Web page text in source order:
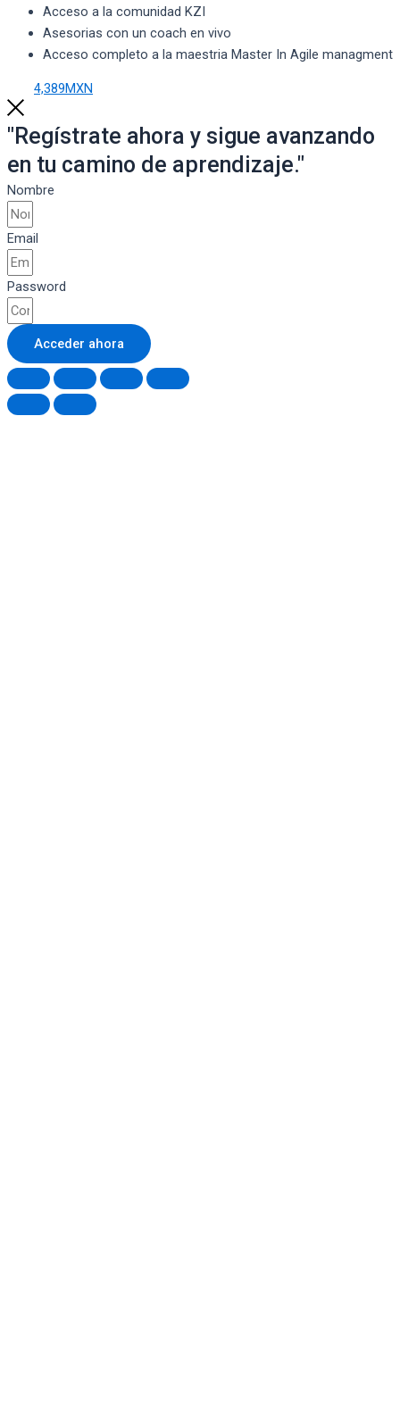
Acceso a la comunidad KZI
Asesorias con un coach en vivo
Acceso completo a la maestria Master In Agile managment
4,389MXN
"Regístrate ahora y sigue avanzando
en tu camino de aprendizaje."
Nombre
Email
Password
Acceder ahora